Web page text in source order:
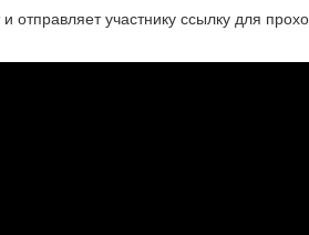
отправляет участнику ссылку для